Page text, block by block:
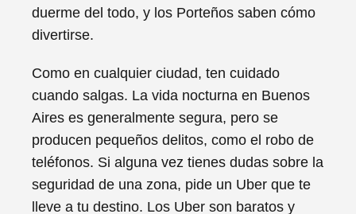
duerme del todo, y los Porteños saben cómo
divertirse.
Como en cualquier ciudad, ten cuidado
cuando salgas. La vida nocturna en Buenos
Aires es generalmente segura, pero se
producen pequeños delitos, como el robo de
teléfonos. Si alguna vez tienes dudas sobre la
seguridad de una zona, pide un Uber que te
lleve a tu destino. Los Uber son baratos y